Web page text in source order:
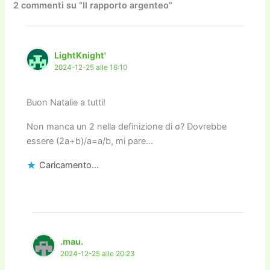
o
o
k
o
n
m
k
2 commenti su “Il rapporto argenteo”
LightKnight'
2024-12-25 alle 16:10
Buon Natalie a tutti!
Non manca un 2 nella definizione di σ? Dovrebbe
essere (2a+b)/a=a/b, mi pare…
Caricamento...
.mau.
2024-12-25 alle 20:23